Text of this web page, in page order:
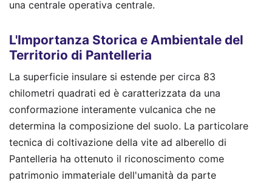
una centrale operativa centrale.
L'Importanza Storica e Ambientale del
Territorio di Pantelleria
La superficie insulare si estende per circa 83
chilometri quadrati ed è caratterizzata da una
conformazione interamente vulcanica che ne
determina la composizione del suolo. La particolare
tecnica di coltivazione della vite ad alberello di
Pantelleria ha ottenuto il riconoscimento come
patrimonio immateriale dell'umanità da parte